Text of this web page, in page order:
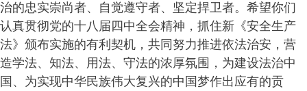
治的忠实崇尚者、自觉遵守者、坚定捍卫者。希望你们
认真贯彻党的十八届四中全会精神，抓住新《安全生产
法》颁布实施的有利契机，共同努力推进依法治安，营
造学法、知法、用法、守法的浓厚氛围，为建设法治中
国、为实现中华民族伟大复兴的中国梦作出应有的贡